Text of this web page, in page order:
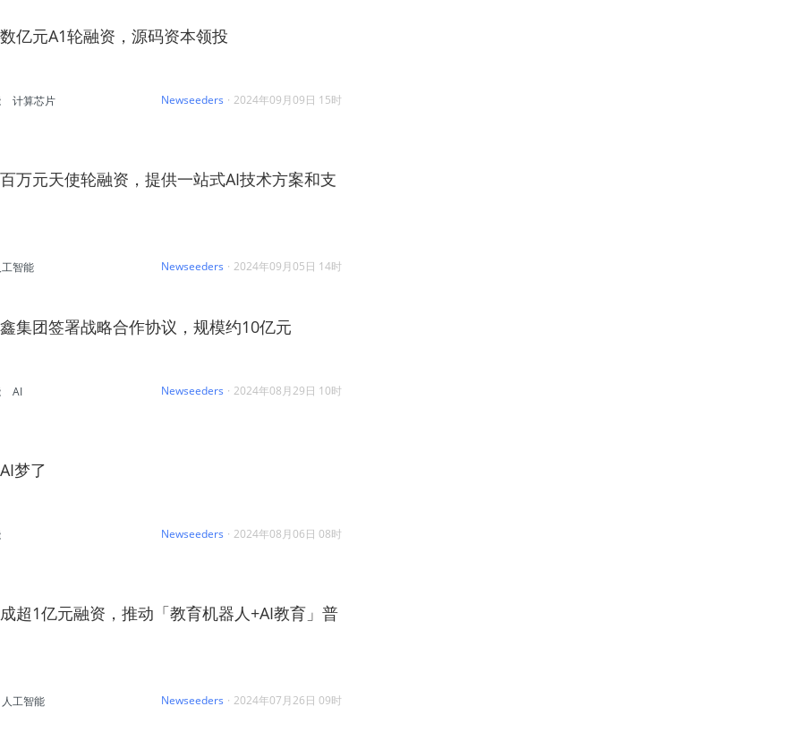
亿元A1轮融资，源码资本领投
Newseeders · 2024年09月09日 15时
计算芯片
万元天使轮融资，提供一站式AI技术方案和支
Newseeders · 2024年09月05日 14时
工智能
集团签署战略合作协议，规模约10亿元
Newseeders · 2024年08月29日 10时
AI
梦了
Newseeders · 2024年08月06日 08时
超1亿元融资，推动「教育机器人+AI教育」普
Newseeders · 2024年07月26日 09时
人工智能